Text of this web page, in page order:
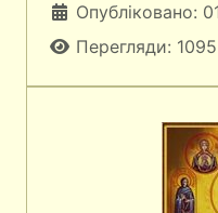
Опубліковано:
Перегляди: 1095